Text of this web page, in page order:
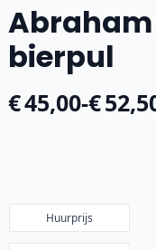
bierpul
€45,00-€
Prijsklasse:
Huurprijs